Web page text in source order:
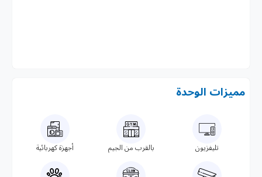
مميزات الوحدة
تليفزيون بالقرب من الجيم أجهزة كهربائية